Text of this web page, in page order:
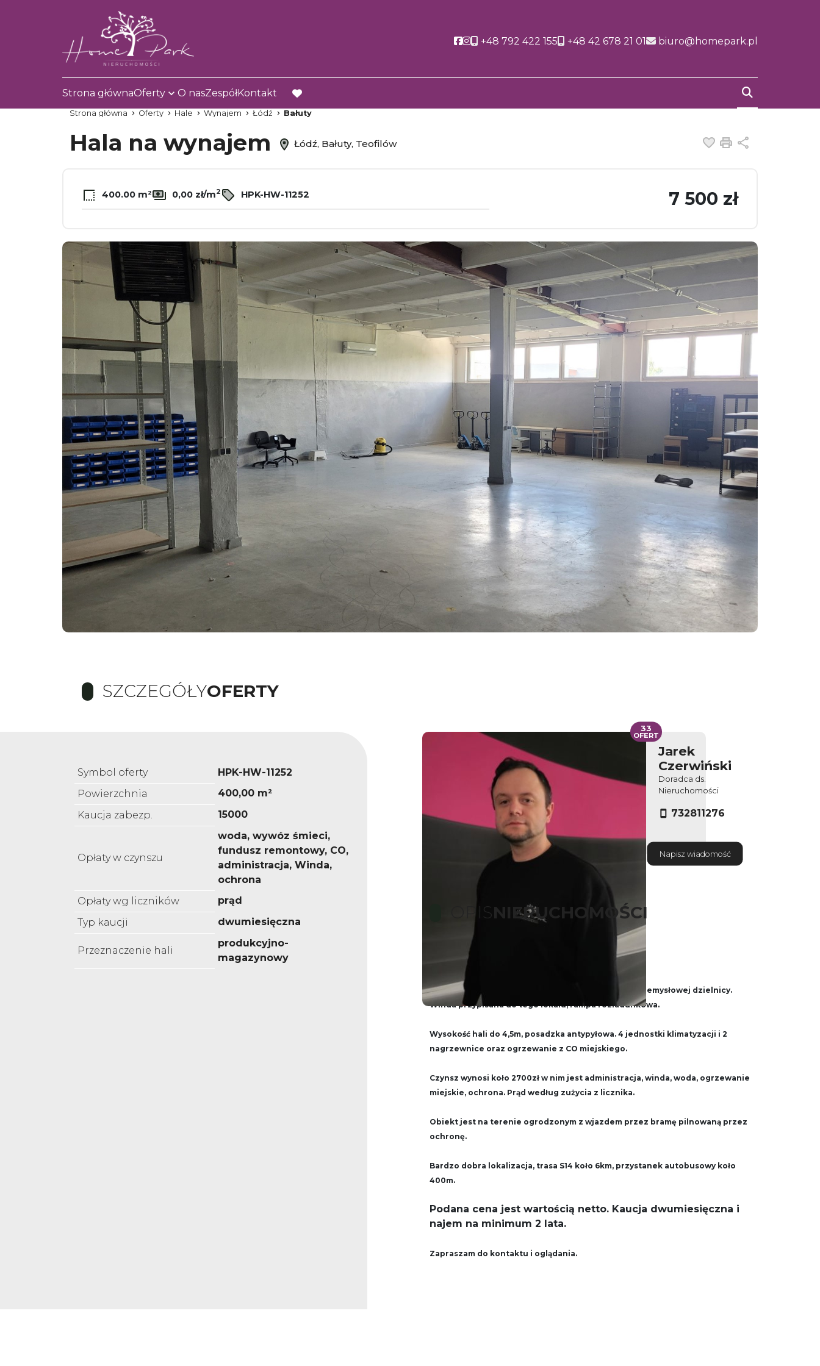
Social link
Social link
+48 792 422 155 +48 42 678 21 01 biuro@homepark.pl
Strona głównaOferty O nasZespółKontakt
favorite
Strona główna Oferty Hale Wynajem Łódź Bałuty
Hala na wynajem Łódź, Bałuty, Teofilów Dodaj do
Drukuj
400.00 m² 0,00 zł/m2 HPK-HW-11252 7 500 zł
SZCZEGÓŁYOFERTY
Symbol oferty
HPK-HW-11252
Powierzchnia
400,00 m²
Kaucja zabezp.
15000
Opłaty w czynszu
woda, wywóz śmieci,
fundusz remontowy, CO,
administracja, Winda,
ochrona
Opłaty wg liczników
prąd
Typ kaucji
dwumiesięczna
Przeznaczenie hali
produkcyjno-
magazynowy
Jarek
Czerwiński
Doradca ds.
Nieruchomości
732811276
Napisz wiadomość
33
OFERT
OPISNIERUCHOMOŚCI
Hala magazynowa na Teofilowie
Powierzchnia 400m2, znajduje się na 2 piętrze w przemysłowej dzielnicy.
Winda przypisana do tego lokalu, rampa rozładunkowa.
Wysokość hali do 4,5m, posadzka antypyłowa. 4 jednostki klimatyzacji i 2
nagrzewnice oraz ogrzewanie z CO miejskiego.
Czynsz wynosi koło 2700zł w nim jest administracja, winda, woda, ogrzewanie
miejskie, ochrona. Prąd według zużycia z licznika.
Obiekt jest na terenie ogrodzonym z wjazdem przez bramę pilnowaną przez
ochronę.
Bardzo dobra lokalizacja, trasa S14 koło 6km, przystanek autobusowy koło
400m.
Podana cena jest wartością netto. Kaucja dwumiesięczna i
najem na minimum 2 lata.
Zapraszam do kontaktu i oglądania.